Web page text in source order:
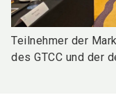
Teilnehmer der
des GTCC und der